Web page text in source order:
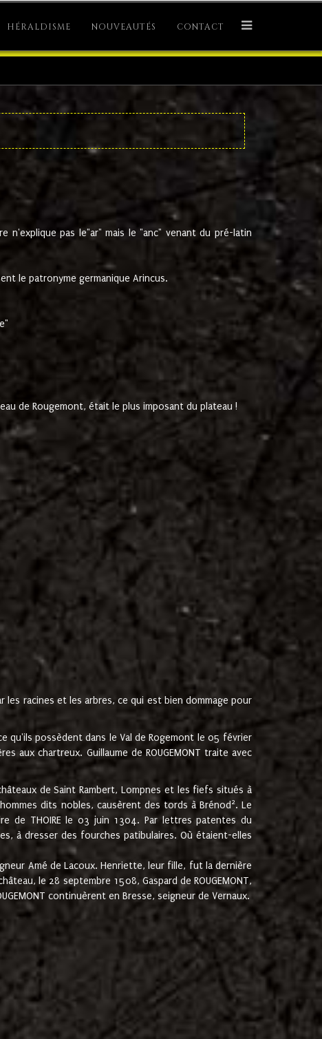
HÉRALDISME NOUVEAUTÉS CONTACT
n'explique pas le"ar" mais le "anc" venant du pré-latin
le patronyme germanique Arincus.
de Rougemont, était le plus imposant du plateau !
racines et les arbres, ce qui est bien dommage pour
ce qu'ils possèdent dans le Val de Rogemont le 05 février
aux chartreux. Guillaume de ROUGEMONT traite avec
de Saint Rambert, Lompnes et les fiefs situés à
dits nobles, causèrent des tords à Brénod 2. Le
de THOIRE le 03 juin 1304. Par lettres patentes du
à dresser des fourches patibulaires. Où étaient-elles
Amé de Lacoux. Henriette, leur fille, fut la dernière
le 28 septembre 1508, Gaspard de ROUGEMONT,
continuèrent en Bresse, seigneur de Vernaux.